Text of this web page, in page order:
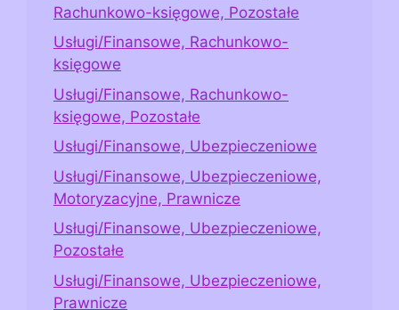
Rachunkowo-księgowe, Pozostałe
Usługi/Finansowe, Rachunkowo-
księgowe
Usługi/Finansowe, Rachunkowo-
księgowe, Pozostałe
Usługi/Finansowe, Ubezpieczeniowe
Usługi/Finansowe, Ubezpieczeniowe,
Motoryzacyjne, Prawnicze
Usługi/Finansowe, Ubezpieczeniowe,
Pozostałe
Usługi/Finansowe, Ubezpieczeniowe,
Prawnicze